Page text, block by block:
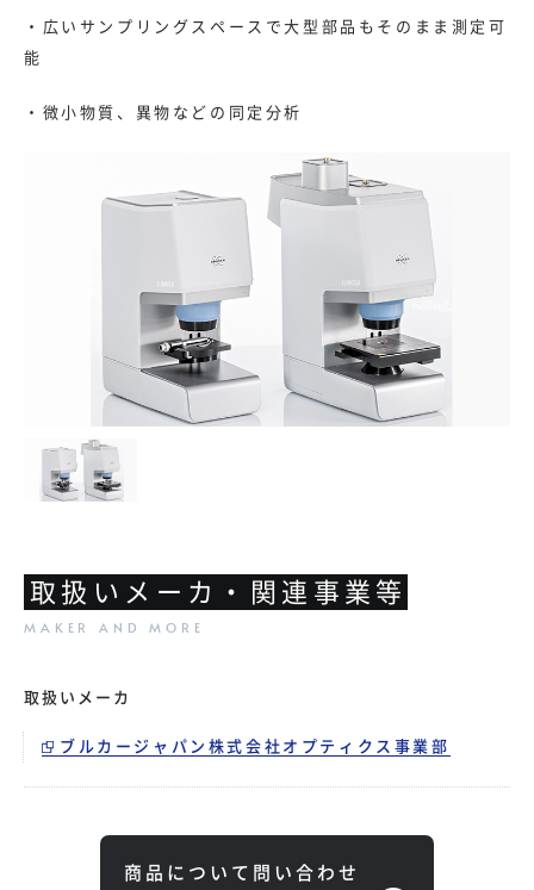
・広いサンプリングスペースで大型部品もそのまま測定可
能
・微小物質、異物などの同定分析
取扱いメーカ・関連事業等
取扱いメーカ
ブルカージャパン株式会社オプティクス事業部
商品について問い合わせ